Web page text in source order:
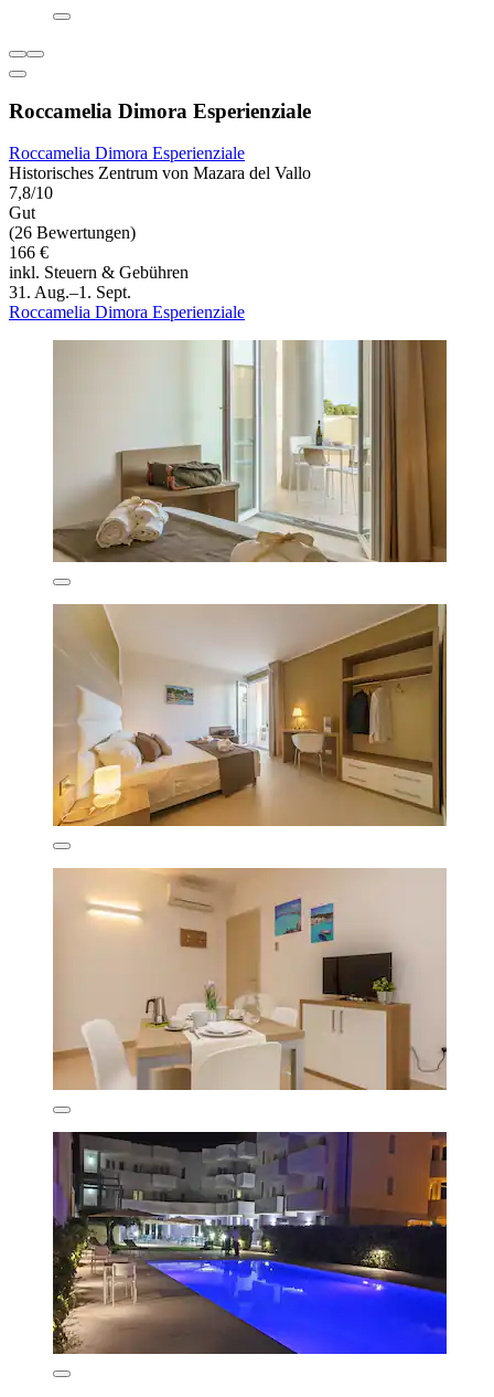
Roccamelia Dimora Esperienziale
Roccamelia Dimora Esperienziale
Historisches Zentrum von Mazara del Vallo
7,8/10
Gut
(26 Bewertungen)
166 €
inkl. Steuern & Gebühren
31. Aug.–1. Sept.
Roccamelia Dimora Esperienziale